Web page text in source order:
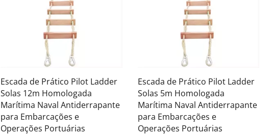
Escada de Prático Pilot Ladder
Solas 12m Homologada
Marítima Naval Antiderrapante
para Embarcações e
Operações Portuárias
Escada de Prático Pilot Ladder
Solas 5m Homologada
Marítima Naval Antiderrapante
para Embarcações e
Operações Portuárias